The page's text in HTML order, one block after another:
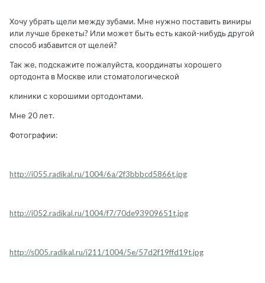
Хочу убрать щели между зубами. Мне нужно поставить виниры
или лучше брекеты? Или может быть есть какой-нибудь другой
способ избавится от щелей?
Так же, подскажите пожалуйста, координаты хорошего
ортодонта в Москве или стоматологической
клиники с хорошими ортодонтами.
Мне 20 лет.
Фотографии:
http://i055.radikal.ru/1004/6a/2f3bbbcd5866t.jpg
http://i052.radikal.ru/1004/f7/70de93909651t.jpg
http://s005.radikal.ru/i211/1004/5e/57d2f19ffd19t.jpg